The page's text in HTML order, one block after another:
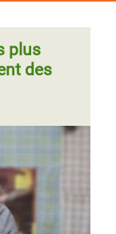
plus
des